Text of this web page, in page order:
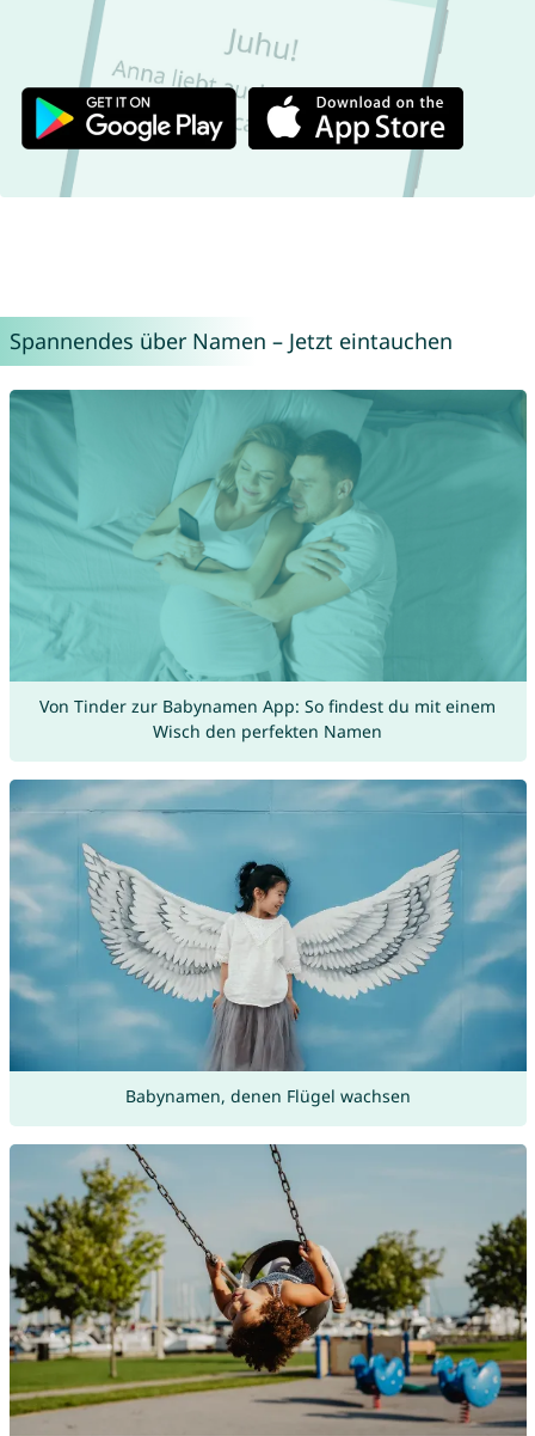
Spannendes über Namen – Jetzt eintauchen
Von Tinder zur Babynamen App: So findest du mit einem
Wisch den perfekten Namen
Babynamen, denen Flügel wachsen